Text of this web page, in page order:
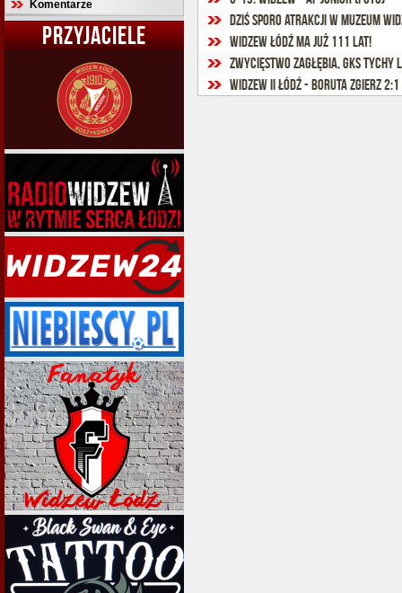
Komentarze
PRZYJACIELE
Dziś sporo atrakcji w Muzeum
Widzew Łódź ma już 111 lat!
Zwycięstwo Zagłębia, GKS
Widzew II Łódź - Boruta Zgierz 2:1